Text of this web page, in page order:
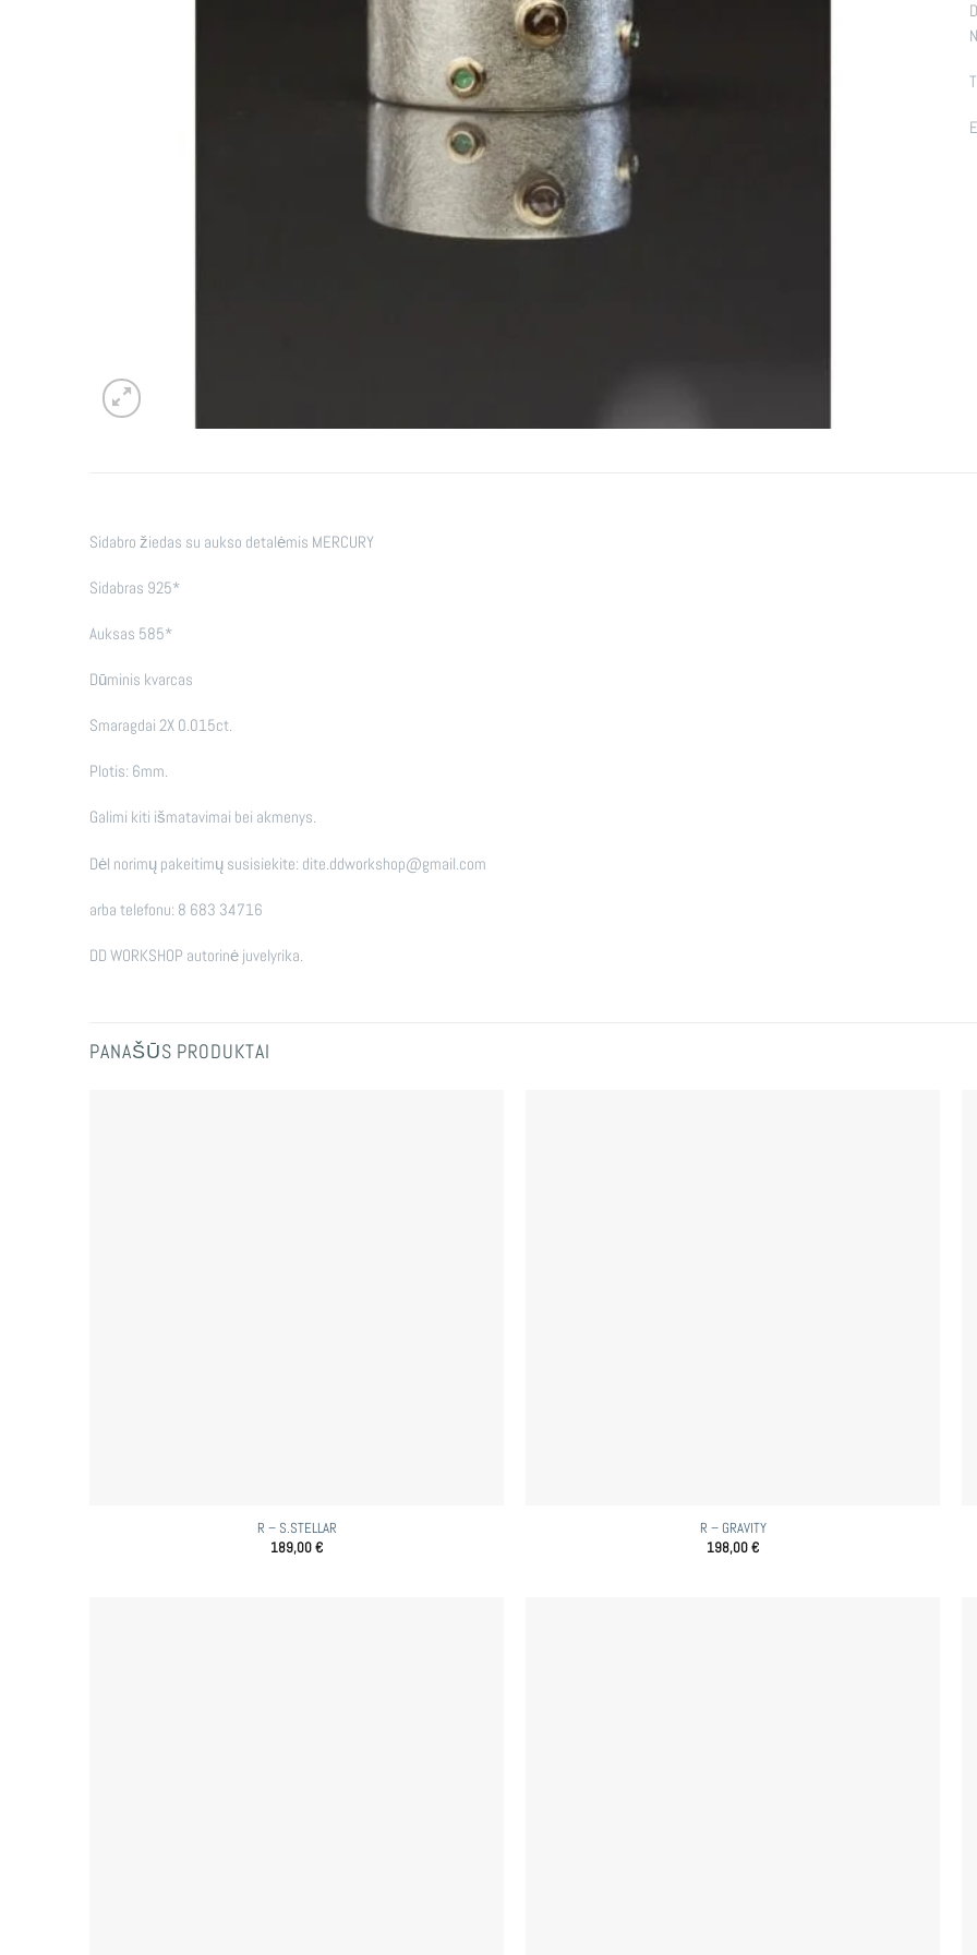
Sidabro žiedas su aukso detalėmis MERCURY
Sidabras 925*
Auksas 585*
Dūminis kvarcas
Smaragdai 2X 0.015ct.
Plotis: 6mm.
Galimi kiti išmatavimai bei akmenys.
Dėl norimų pakeitimų susisiekite: dite.ddworkshop@gmail.com
arba telefonu: 8 683 34716
DD WORKSHOP autorinė juvelyrika.
PANAŠŪS PRODUKTAI
R – S.STELLAR
189,00€
R – GRAVITY
198,00€